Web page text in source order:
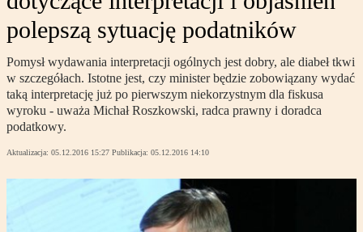
polepszą sytuację podatników
Pomysł wydawania interpretacji ogólnych jest dobry, ale diabeł tkwi
w szczegółach. Istotne jest, czy minister będzie zobowiązany wydać
taką interpretację już po pierwszym niekorzystnym dla fiskusa
wyroku - uważa Michał Roszkowski, radca prawny i doradca
podatkowy.
Aktualizacja: 05.12.2016 15:27 Publikacja: 05.12.2016 14:10